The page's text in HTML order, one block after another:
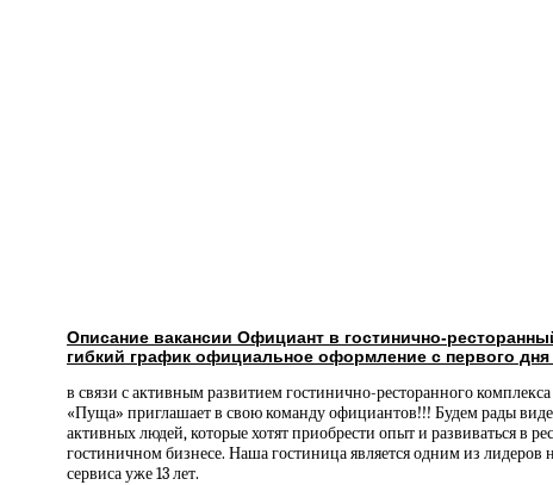
Описание вакансии Официант в гостинично-
гибкий график официальное оформление с первого дня
в связи с активным развитием гостинично-ресторанного комплекса
«Пуща» приглашает в свою команду официантов!!! Будем рады
активных людей, которые хотят приобрести опыт и развиваться в
гостиничном бизнесе. Наша гостиница является одним из лидеров
сервиса уже 13 лет.